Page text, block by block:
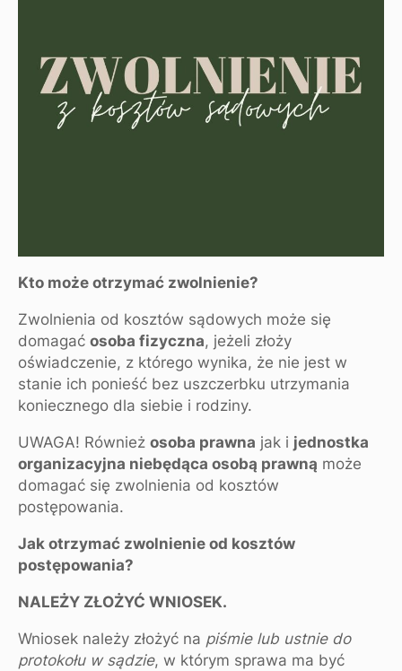
Kto może otrzymać zwolnienie?
Zwolnienia od kosztów sądowych może się
domagać osoba fizyczna, jeżeli złoży
oświadczenie, z którego wynika, że nie jest w
stanie ich ponieść bez uszczerbku utrzymania
koniecznego dla siebie i rodziny.
UWAGA! Również osoba prawna jak i jednostka
organizacyjna niebędąca osobą prawną może
domagać się zwolnienia od kosztów
postępowania.
Jak otrzymać zwolnienie od kosztów
postępowania?
NALEŻY ZŁOŻYĆ WNIOSEK.
Wniosek należy złożyć na piśmie lub ustnie do
protokołu w sądzie, w którym sprawa ma być